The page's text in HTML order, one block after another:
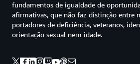
fundamentos de igualdade de
afirmativas, que não faz distinção entre
portadores de deficiência, veteranos,
orientação sexual nem idade.